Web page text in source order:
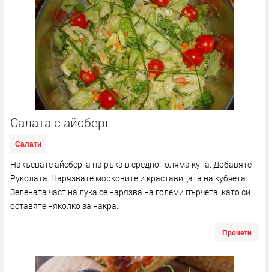
Салата с айсберг
Салати
Накъсвате айсберга на ръка в средно голяма купа. Добавяте
Руколата. Нарязвате морковите и краставицата на кубчета.
Зелената част на лука се нарязва на големи пърчета, като си
оставяте няколко за накра...
Прочети